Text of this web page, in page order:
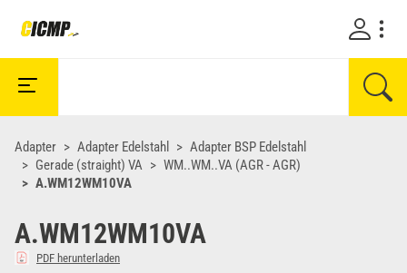
Adapter Adapter Edelstahl
Adapter BSP Edelstahl
Gerade (straight) VA
WM..WM..VA (AGR - AGR)
A.WM12WM10VA
A.WM12WM10VA
PDF herunterladen